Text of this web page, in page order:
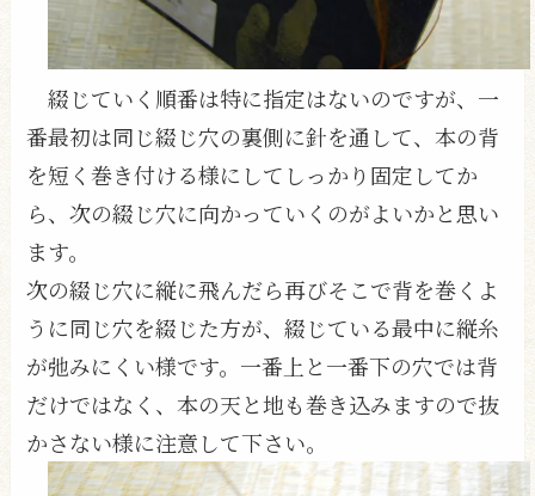
綴じていく順番は特に指定はないのですが、一
番最初は同じ綴じ穴の裏側に針を通して、本の背
を短く巻き付ける様にしてしっかり固定してか
ら、次の綴じ穴に向かっていくのがよいかと思い
ます。
次の綴じ穴に縦に飛んだら再びそこで背を巻くよ
うに同じ穴を綴じた方が、綴じている最中に縦糸
が弛みにくい様です。一番上と一番下の穴では背
だけではなく、本の天と地も巻き込みますので抜
かさない様に注意して下さい。